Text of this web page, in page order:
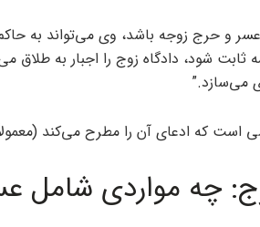
و حرج زوجه باشد، وی می‌تواند به
شود، دادگاه زوج را اجبار به طلاق
می‌سازد.”
است که ادعای آن را مطرح می‌کند
چه مواردی شامل